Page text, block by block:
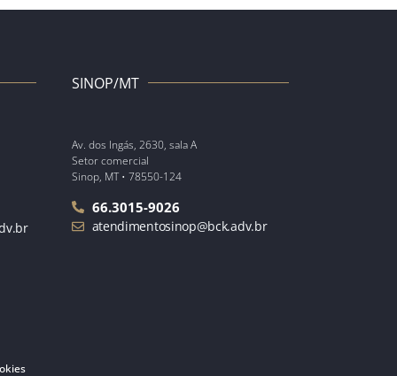
SINOP/MT
Av. dos Ingás, 2630, sala A
Setor comercial
Sinop, MT • 78550-124
66.3015-9026
atendimentosinop@bck.adv.br